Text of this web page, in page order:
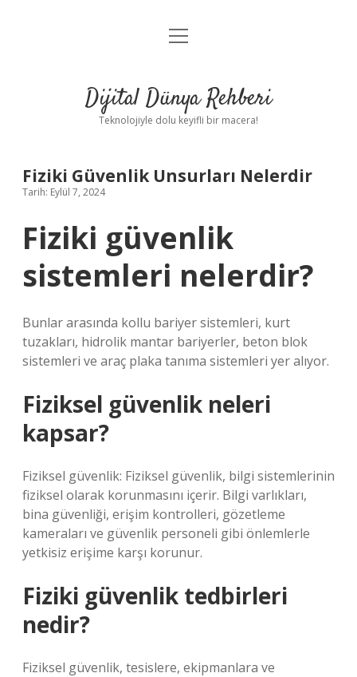
Anasayfa
Yasal Uyarı
menüyü
Dijital Dünya Rehberi
Teknolojiyle dolu keyifli bir macera!
Fiziki Güvenlik Unsurları Nelerdir
Tarih: Eylül 7, 2024
Fiziki güvenlik
sistemleri nelerdir?
Bunlar arasında kollu bariyer sistemleri, kurt
tuzakları, hidrolik mantar bariyerler, beton blok
sistemleri ve araç plaka tanıma sistemleri yer alıyor.
Fiziksel güvenlik neleri
kapsar?
Fiziksel güvenlik: Fiziksel güvenlik, bilgi sistemlerinin
fiziksel olarak korunmasını içerir. Bilgi varlıkları,
bina güvenliği, erişim kontrolleri, gözetleme
kameraları ve güvenlik personeli gibi önlemlerle
yetkisiz erişime karşı korunur.
Fiziki güvenlik tedbirleri
nedir?
Fiziksel güvenlik, tesislere, ekipmanlara ve